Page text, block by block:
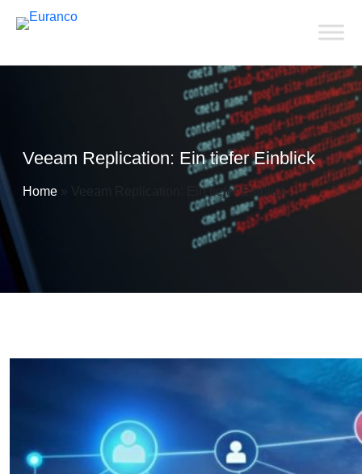
Veeam Replication: Ein tiefer Einblick
Home » Veeam Replication: Ein tiefer Einblick